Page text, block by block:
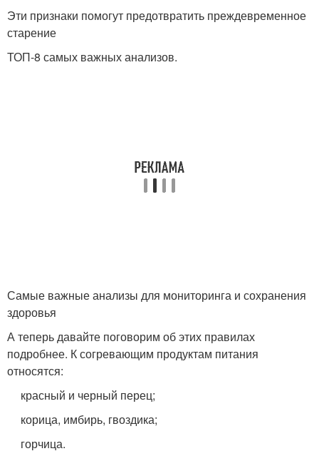
Эти признаки помогут предотвратить преждевременное
старение
ТОП-8 самых важных анализов.
Самые важные анализы для мониторинга и сохранения
здоровья
А теперь давайте поговорим об этих правилах
подробнее. К согревающим продуктам питания
относятся:
красный и черный перец;
корица, имбирь, гвоздика;
горчица.